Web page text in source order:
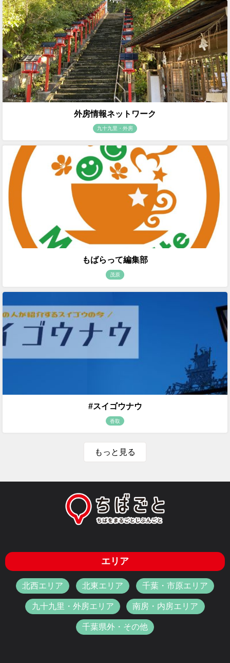
外房情報ネットワーク
九十九里・外房
もばらって編集部
茂原
#スイゴウナウ
香取
もっと見る
エリア
北西エリア 北東エリア 千葉・市原エリア
九十九里・外房エリア 南房・内房エリア
千葉県外・その他